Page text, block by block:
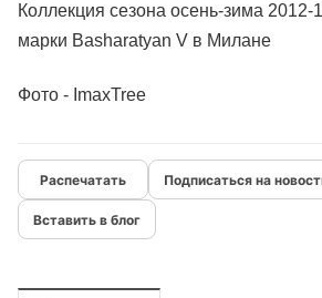
Коллекция сезона осень-зима 2012-
марки Basharatyan V в Милане
Фото - ImaxTree
Подписаться на
Вставить в блог